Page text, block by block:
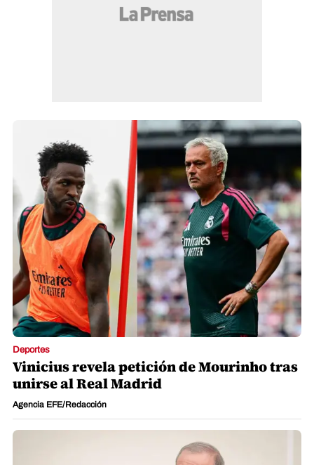
Deportes
Vinicius revela petición de Mourinho tras
unirse al Real Madrid
Agencia EFE/Redacción